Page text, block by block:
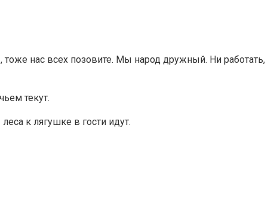
тоже нас всех позовите. Мы народ дружный. Ни работать,
текут.
к лягушке в гости идут.